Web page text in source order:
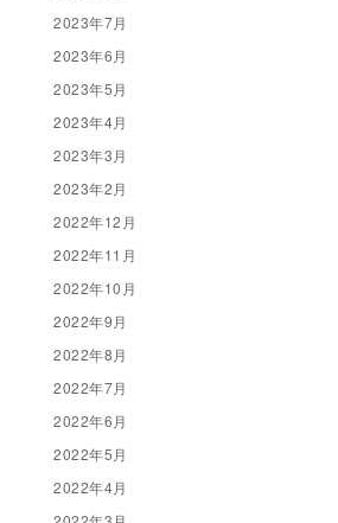
2023年7月
2023年6月
2023年5月
2023年4月
2023年3月
2023年2月
2022年12月
2022年11月
2022年10月
2022年9月
2022年8月
2022年7月
2022年6月
2022年5月
2022年4月